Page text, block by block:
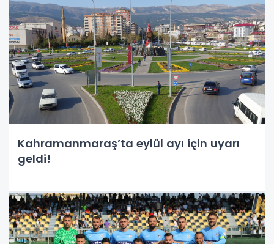
Kahramanmaraş’ta eylül ayı için uyarı
geldi!